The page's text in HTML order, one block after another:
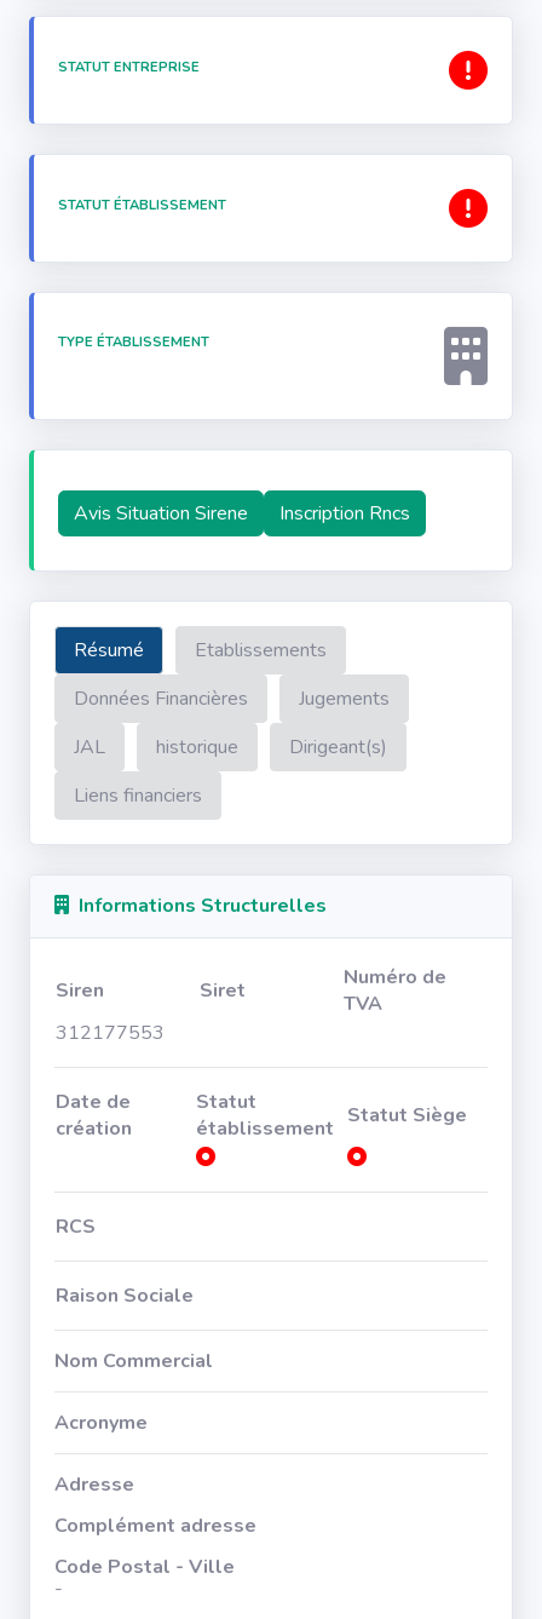
STATUT ENTREPRISE
STATUT ÉTABLISSEMENT
TYPE ÉTABLISSEMENT
Avis Situation Sirene Inscription Rncs
Résumé
Etablissements
Données Financières
Jugements
JAL
historique
Dirigeant(s)
Liens financiers
Informations Structurelles
Siren Siret
Numéro de
TVA
312177553
Date de
création
Statut
établissement Statut Siège
RCS
Raison Sociale
Nom Commercial
Acronyme
Adresse
Complément adresse
Code Postal - Ville
-